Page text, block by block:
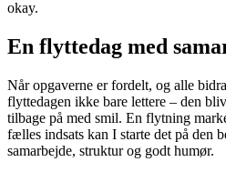
okay.
En flyttedag med
Når opgaverne er fordelt, og alle
flyttedagen ikke bare lettere – den
tilbage på med smil. En flytning
fælles indsats kan I starte det på den
samarbejde, struktur og godt humør.